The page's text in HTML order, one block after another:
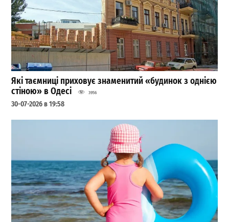
Які таємниці приховує знаменитий «будинок з однією
стіною» в Одесі
3956
30-07-2026 в 19:58